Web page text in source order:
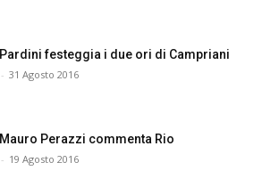
Pardini festeggia i due ori di Campriani
- 31 Agosto 2016
Mauro Perazzi commenta Rio
- 19 Agosto 2016